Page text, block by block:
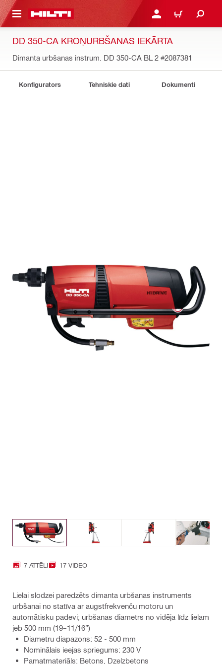
SATURU PIESLĒGTIES VAI
IEPIRKŠANĀS
DD 350-CA KROŅURBŠANAS IEKĀRTA
Dimanta urbšanas instrum. DD 350-CA BL 2 #2087381
Konfigurators Tehniskie dati Dokumenti
7 ATTĒLI 17 VIDEO
Lielai slodzei paredzēts dimanta urbšanas instruments
urbšanai no statīva ar augstfrekvenču motoru un
automātisku padevi; urbšanas diametrs no vidēja līdz lielam
jeb 500 mm (19–11/16”)
Diametru diapazons: 52 - 500 mm
Nominālais ieejas spriegums: 230 V
Pamatmateriāls: Betons, Dzelzbetons